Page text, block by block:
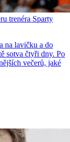
trenéra Sparty
na lavičku a do
sotva čtyři dny. Po
večerů, jaké